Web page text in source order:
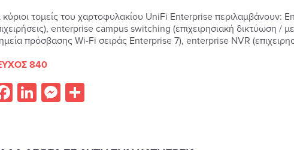
κύριοι τομείς του χαρτοφυλακίου UniFi Enterprise περιλαμβάνουν:
enterprise campus switching (επιχειρησιακή δικτύωση
πρόσβασης Wi-Fi σειράς Enterprise 7), enterprise NVR
840
Facebook
LinkedIn
Messenger
Share